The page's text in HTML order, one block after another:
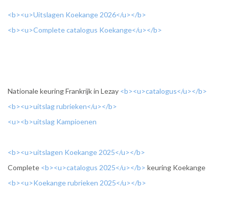
<b><u>Uitslagen Koekange 2026</u></b>
<b><u>Complete catalogus Koekange</u></b>
Nationale keuring Frankrijk in Lezay <b><u>catalogus</u></b>
<b><u>uitslag rubrieken</u></b>
<u><b>uitslag Kampioenen
<b><u>uitslagen Koekange 2025</u></b>
Complete <b><u>catalogus 2025</u></b> keuring Koekange
<b><u>Koekange rubrieken 2025</u></b>